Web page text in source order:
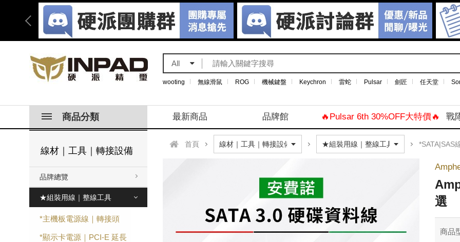
All
wooting 無線滑鼠 ROG 機械鍵盤 Keychron 雷蛇 Pulsar 劍匠 任天堂
商品分類 最新商品 品牌館 🔥Pulsar 6th 30%OFF大特價🔥 戰
線材｜工具｜轉接設備
品牌總覽
★組裝用線｜整線工具
*主機板電源線｜轉接頭
*顯示卡電源｜PCI-E 延長
首頁 *SATA|SAS
選
商品